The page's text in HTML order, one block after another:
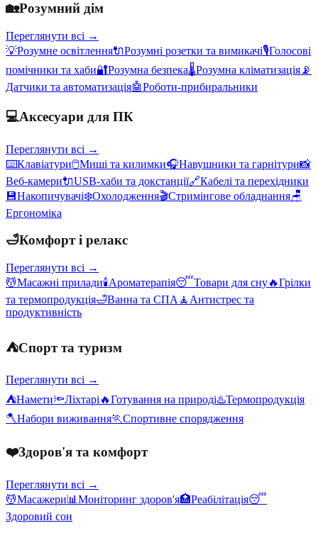
🏡Розумний дім
Переглянути всі →
💡Розумне освітлення🔌Розумні розетки та вимикачі🎙️Голосові
помічники та хаби🔐Розумна безпека🌡️Розумна кліматизація 📡
Датчики та автоматизація🤖Роботи-прибиральники
💻Аксесуари для ПК
Переглянути всі →
⌨️Клавіатури🖱️Миші та килимки🎧Навушники та гарнітури📸
Веб-камери🔌USB-хаби та докстанції🔗Кабелі та перехідники
💾Накопичувачі❄️Охолодження🎬Стримінгове обладнання🪑
Ергономіка
🛁Комфорт і релакс
Переглянути всі →
💆Масажні прилади🕯️Ароматерапія😴Товари для сну🔥Грілки
та термопродукція🛁Ванна та СПА 🧘 Антистрес та
продуктивність
⛺Спорт та туризм
Переглянути всі →
⛺Намети🔦Ліхтарі 🔥Готування на природі♨️Термопродукція
🪓Набори виживання🏃Спортивне спорядження
❤️Здоров'я та комфорт
Переглянути всі →
💆Масажери📊 Моніторинг здоров'я🏥Реабілітація😴
Здоровий сон